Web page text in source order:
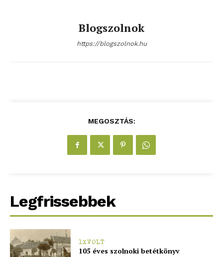
Blogszolnok
https://blogszolnok.hu
MEGOSZTÁS:
Legfrissebbek
1XVOLT
105 éves szolnoki betétkönyv